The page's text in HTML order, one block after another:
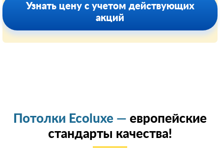
Узнать цену с учетом действующих
акций
Потолки Ecoluxe — европейские
стандарты качества!